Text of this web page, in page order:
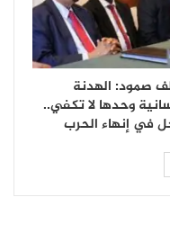
صمود: الهدنة
وحدها لا تكفي..
في إنهاء الحرب